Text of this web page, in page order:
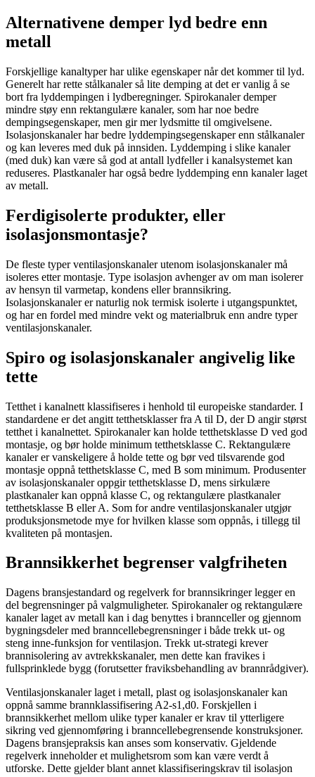
Alternativene demper lyd bedre enn
metall
Forskjellige kanaltyper har ulike egenskaper når det kommer til lyd.
Generelt har rette stålkanaler så lite demping at det er vanlig å se
bort fra lyddempingen i lydberegninger. Spirokanaler demper
mindre støy enn rektangulære kanaler, som har noe bedre
dempingsegenskaper, men gir mer lydsmitte til omgivelsene.
Isolasjonskanaler har bedre lyddempingsegenskaper enn stålkanaler
og kan leveres med duk på innsiden. Lyddemping i slike kanaler
(med duk) kan være så god at antall lydfeller i kanalsystemet kan
reduseres. Plastkanaler har også bedre lyddemping enn kanaler laget
av metall.
Ferdigisolerte produkter, eller
isolasjonsmontasje?
De fleste typer ventilasjonskanaler utenom isolasjonskanaler må
isoleres etter montasje. Type isolasjon avhenger av om man isolerer
av hensyn til varmetap, kondens eller brannsikring.
Isolasjonskanaler er naturlig nok termisk isolerte i utgangspunktet,
og har en fordel med mindre vekt og materialbruk enn andre typer
ventilasjonskanaler.
Spiro og isolasjonskanaler angivelig like
tette
Tetthet i kanalnett klassifiseres i henhold til europeiske standarder. I
standardene er det angitt tetthetsklasser fra A til D, der D angir størst
tetthet i kanalnettet. Spirokanaler kan holde tetthetsklasse D ved god
montasje, og bør holde minimum tetthetsklasse C. Rektangulære
kanaler er vanskeligere å holde tette og bør ved tilsvarende god
montasje oppnå tetthetsklasse C, med B som minimum. Produsenter
av isolasjonskanaler oppgir tetthetsklasse D, mens sirkulære
plastkanaler kan oppnå klasse C, og rektangulære plastkanaler
tetthetsklasse B eller A. Som for andre ventilasjonskanaler utgjør
produksjonsmetode mye for hvilken klasse som oppnås, i tillegg til
kvaliteten på montasjen.
Brannsikkerhet begrenser valgfriheten
Dagens bransjestandard og regelverk for brannsikringer legger en
del begrensninger på valgmuligheter. Spirokanaler og rektangulære
kanaler laget av metall kan i dag benyttes i brannceller og gjennom
bygningsdeler med branncellebegrensninger i både trekk ut- og
steng inne-funksjon for ventilasjon. Trekk ut-strategi krever
brannisolering av avtrekkskanaler, men dette kan fravikes i
fullsprinklede bygg (forutsetter fraviksbehandling av brannrådgiver).
Ventilasjonskanaler laget i metall, plast og isolasjonskanaler kan
oppnå samme brannklassifisering A2-s1,d0. Forskjellen i
brannsikkerhet mellom ulike typer kanaler er krav til ytterligere
sikring ved gjennomføring i branncellebegrensende konstruksjoner.
Dagens bransjepraksis kan anses som konservativ. Gjeldende
regelverk inneholder et mulighetsrom som kan være verdt å
utforske. Dette gjelder blant annet klassifiseringskrav til isolasjon